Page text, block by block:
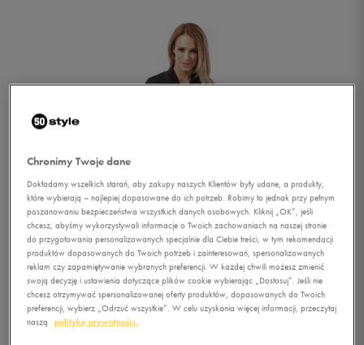
Chronimy Twoje dane
Dokładamy wszelkich starań, aby zakupy naszych Klientów były udane, a produkty,
które wybierają – najlepiej dopasowane do ich potrzeb. Robimy to jednak przy pełnym
poszanowaniu bezpieczeństwa wszystkich danych osobowych. Kliknij „OK”, jeśli
chcesz, abyśmy wykorzystywali informacje o Twoich zachowaniach na naszej stronie
do przygotowania personalizowanych specjalnie dla Ciebie treści, w tym rekomendacji
produktów dopasowanych do Twoich potrzeb i zainteresowań, spersonalizowanych
reklam czy zapamiętywanie wybranych preferencji. W każdej chwili możesz zmienić
swoją decyzję i ustawienia dotyczące plików cookie wybierając „Dostosuj”. Jeśli nie
chcesz otrzymywać spersonalizowanej oferty produktów, dopasowanych do Twoich
preferencji, wybierz „Odrzuć wszystkie”. W celu uzyskania więcej informacji, przeczytaj
naszą
politykę prywatności.